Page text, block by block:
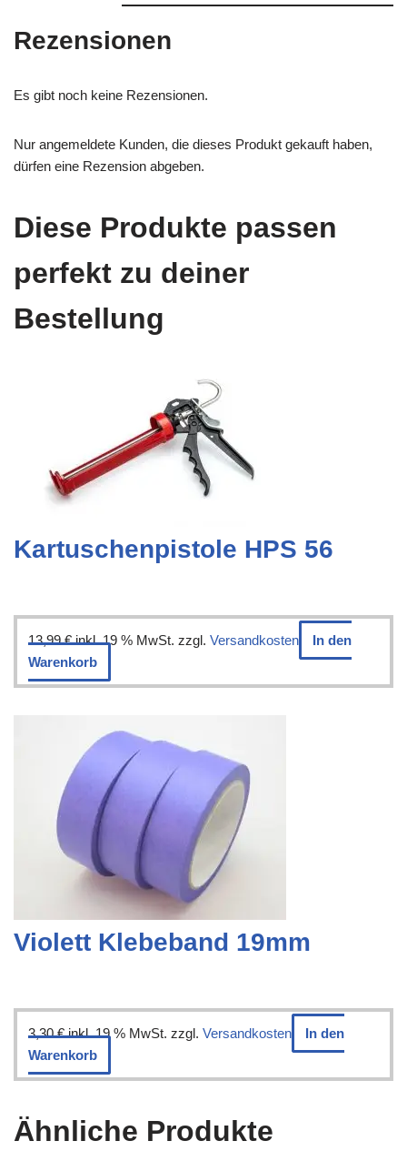
Rezensionen
Es gibt noch keine Rezensionen.
Nur angemeldete Kunden, die dieses Produkt gekauft haben,
dürfen eine Rezension abgeben.
Diese Produkte passen
perfekt zu deiner
Bestellung
Kartuschenpistole HPS 56
13,99€ inkl. 19 % MwSt. zzgl. Versandkosten
In den
Warenkorb
Violett Klebeband 19mm
3,30€ inkl. 19 % MwSt. zzgl. Versandkosten
In den
Warenkorb
Ähnliche Produkte